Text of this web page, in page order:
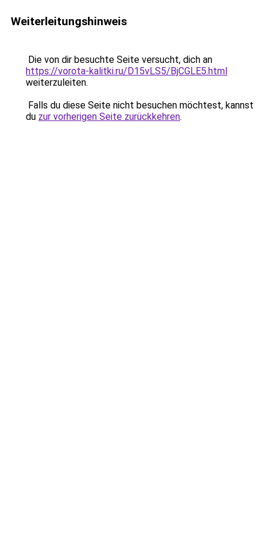
Weiterleitungshinweis
Die von dir besuchte Seite versucht, dich an
https://vorota-kalitki.ru/D15vLS5/BjCGLE5.html
weiterzuleiten.
Falls du diese Seite nicht besuchen möchtest, kannst
du zur vorherigen Seite zurückkehren.